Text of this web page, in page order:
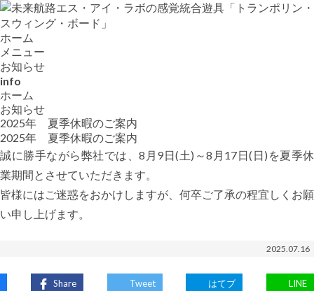
ホーム
メニュー
お知らせ
info
ホーム
お知らせ
2025年 夏季休暇のご案内
2025年 夏季休暇のご案内
誠に勝手ながら弊社では、8月9日(土)～8月17日(日)を夏季休
業期間とさせていただきます。
皆様にはご迷惑をおかけしますが、何卒ご了承の程宜しくお願
い申し上げます。
2025.07.16
Share Tweet はてブ LINE